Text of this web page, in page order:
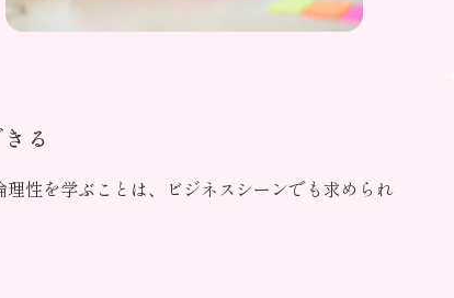
る
性を学ぶことは、ビジネスシーンでも求められ